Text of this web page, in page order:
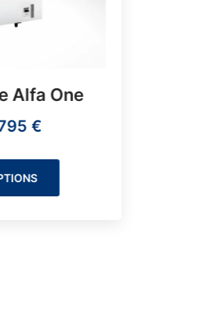
Alfa One
€